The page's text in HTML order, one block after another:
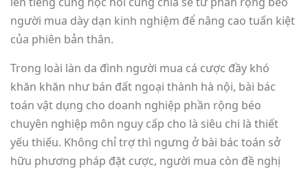
người mua dày dạn kinh nghiệm để nâng cao tuấn kiệt
của phiên bản thân.
Trong loài làn da đình người mua cá cược đầy khó
khăn khăn như bán đất ngoại thành hà nội, bài bác
toán vật dụng cho doanh nghiệp phần rộng béo
chuyên nghiệp môn nguy cấp cho là siêu chi là thiết
yếu thiếu. Không chỉ trợ thì ngưng ở bài bác toán sở
hữu phương pháp đặt cược, người mua còn đề nghị